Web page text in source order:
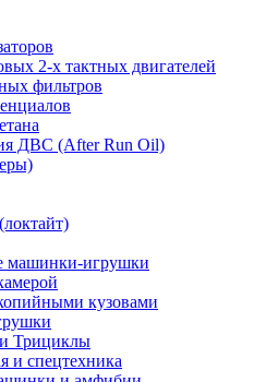
2-х тактных двигателей
фильтров
ДВС (After Run Oil)
машинки-игрушки
кузовами
Трициклы
и спецтехника